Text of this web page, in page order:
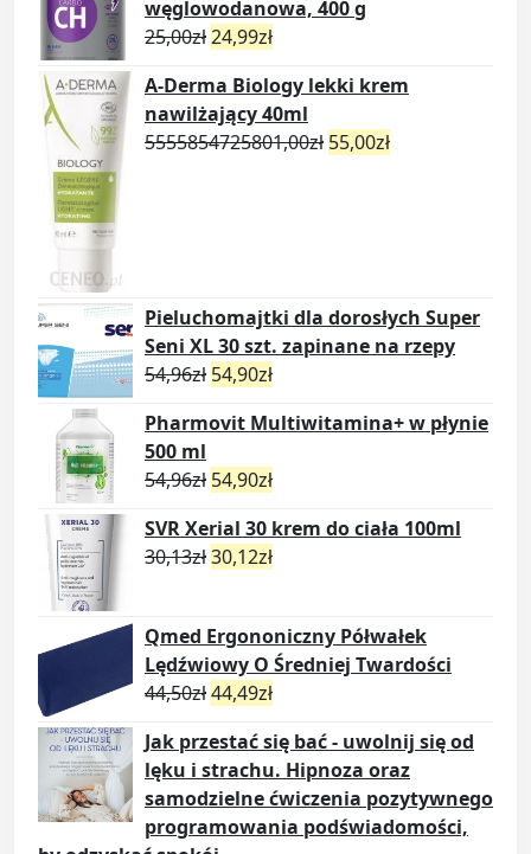
węglowodanowa, 400 g
25,00zł24,99zł
A-Derma Biology lekki krem
nawilżający 40ml
5555854725801,00zł 55,00zł
Pieluchomajtki dla dorosłych Super
Seni XL 30 szt. zapinane na rzepy
54,96zł 54,90zł
Pharmovit Multiwitamina+ w płynie
500 ml
54,96zł 54,90zł
SVR Xerial 30 krem do ciała 100ml
30,13zł30,12zł
Qmed Ergononiczny Półwałek
Lędźwiowy O Średniej Twardości
44,50zł44,49zł
Jak przestać się bać - uwolnij się od
lęku i strachu. Hipnoza oraz
samodzielne ćwiczenia pozytywnego
programowania podświadomości,